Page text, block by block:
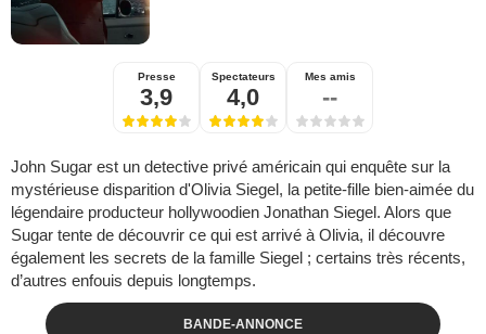
Presse
3,9
Spectateurs
4,0
Mes amis
--
John Sugar est un detective privé américain qui enquête sur la
mystérieuse disparition d'Olivia Siegel, la petite-fille bien-aimée du
légendaire producteur hollywoodien Jonathan Siegel. Alors que
Sugar tente de découvrir ce qui est arrivé à Olivia, il découvre
également les secrets de la famille Siegel ; certains très récents,
d’autres enfouis depuis longtemps.
BANDE-ANNONCE